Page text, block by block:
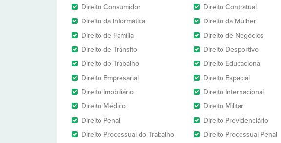
Direito Consumidor
Direito Contratual
Direito da Informática
Direito da Mulher
Direito de Família
Direito de Negócios
Direito de Trânsito
Direito Desportivo
Direito do Trabalho
Direito Educacional
Direito Empresarial
Direito Espacial
Direito Imobiliário
Direito Internacional
Direito Médico
Direito Militar
Direito Penal
Direito Previdenciário
Direito Processual do Trabalho
Direito Processual Penal